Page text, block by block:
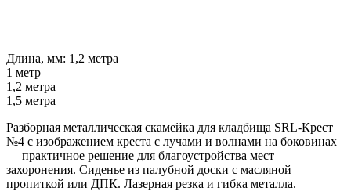
Длина, мм: 1,2 метра
1 метр
1,2 метра
1,5 метра
Разборная металлическая скамейка для кладбища SRL-Крест
№4 с изображением креста с лучами и волнами на боковинах
— практичное решение для благоустройства мест
захоронения. Сиденье из палубной доски с масляной
пропиткой или ДПК. Лазерная резка и гибка металла.